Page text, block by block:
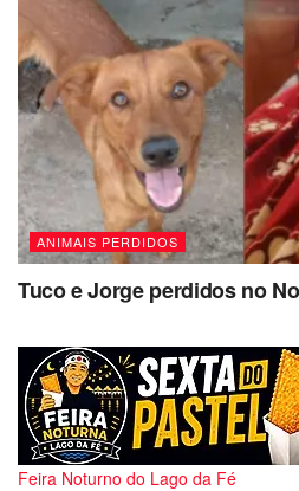
ANIMAIS PERDIDOS
Tuco e Jorge perdidos no
Feira Noturno do Lago da Fé